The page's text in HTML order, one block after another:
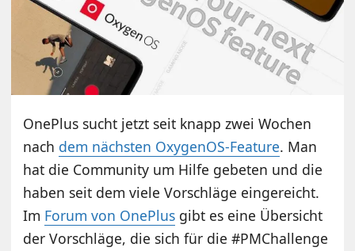
OnePlus sucht jetzt seit knapp zwei Wochen
nach dem nächsten OxygenOS-Feature. Man
hat die Community um Hilfe gebeten und die
haben seit dem viele Vorschläge eingereicht.
Im Forum von OnePlus gibt es eine Übersicht
der Vorschläge, die sich für die #PMChallenge